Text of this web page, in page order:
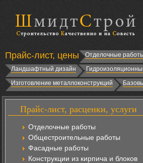
Прайс-лист, цены Отделочные
Ландшафтный дизайн
Изготовление металлоконструкций
Прайс-лист, расценки, услуги
Отделочные работы
Общестроительные работы
Фасадные работы
Конструкции из кирпича и блоков